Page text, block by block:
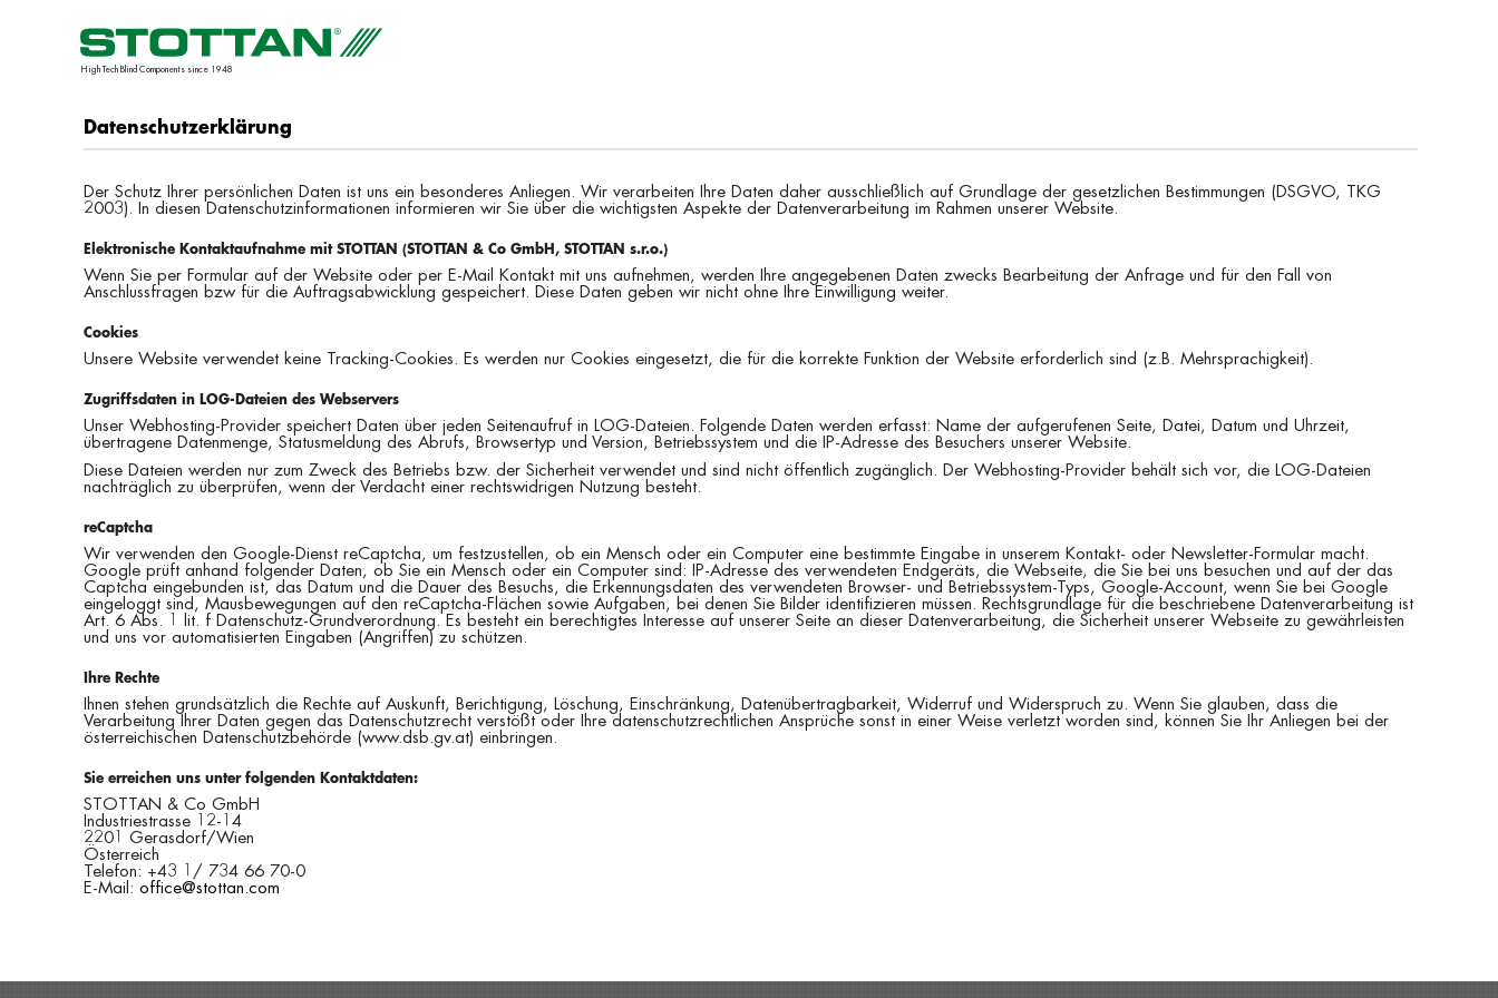
High Tech Blind Components since 1948
Datenschutzerklärung
Der Schutz Ihrer persönlichen Daten ist uns ein besonderes Anliegen. Wir verarbeiten Ihre Daten daher ausschließlich auf Grundlage der gesetzlichen Bestimmungen (DSGVO, TKG
2003). In diesen Datenschutzinformationen informieren wir Sie über die wichtigsten Aspekte der Datenverarbeitung im Rahmen unserer Website.
Elektronische Kontaktaufnahme mit STOTTAN (STOTTAN & Co GmbH, STOTTAN s.r.o.)
Wenn Sie per Formular auf der Website oder per E-Mail Kontakt mit uns aufnehmen, werden Ihre angegebenen Daten zwecks Bearbeitung der Anfrage und für den Fall von
Anschlussfragen bzw für die Auftragsabwicklung gespeichert. Diese Daten geben wir nicht ohne Ihre Einwilligung weiter.
Cookies
Unsere Website verwendet keine Tracking-Cookies. Es werden nur Cookies eingesetzt, die für die korrekte Funktion der Website erforderlich sind (z.B. Mehrsprachigkeit).
Zugriffsdaten in LOG-Dateien des Webservers
Unser Webhosting-Provider speichert Daten über jeden Seitenaufruf in LOG-Dateien. Folgende Daten werden erfasst: Name der aufgerufenen Seite, Datei, Datum und Uhrzeit,
übertragene Datenmenge, Statusmeldung des Abrufs, Browsertyp und Version, Betriebssystem und die IP-Adresse des Besuchers unserer Website.
Diese Dateien werden nur zum Zweck des Betriebs bzw. der Sicherheit verwendet und sind nicht öffentlich zugänglich. Der Webhosting-Provider behält sich vor, die LOG-Dateien
nachträglich zu überprüfen, wenn der Verdacht einer rechtswidrigen Nutzung besteht.
reCaptcha
Wir verwenden den Google-Dienst reCaptcha, um festzustellen, ob ein Mensch oder ein Computer eine bestimmte Eingabe in unserem Kontakt- oder Newsletter-Formular macht.
Google prüft anhand folgender Daten, ob Sie ein Mensch oder ein Computer sind: IP-Adresse des verwendeten Endgeräts, die Webseite, die Sie bei uns besuchen und auf der das
Captcha eingebunden ist, das Datum und die Dauer des Besuchs, die Erkennungsdaten des verwendeten Browser- und Betriebssystem-Typs, Google-Account, wenn Sie bei Google
eingeloggt sind, Mausbewegungen auf den reCaptcha-Flächen sowie Aufgaben, bei denen Sie Bilder identifizieren müssen. Rechtsgrundlage für die beschriebene Datenverarbeitung ist
Art. 6 Abs. 1 lit. f Datenschutz-Grundverordnung. Es besteht ein berechtigtes Interesse auf unserer Seite an dieser Datenverarbeitung, die Sicherheit unserer Webseite zu gewährleisten
und uns vor automatisierten Eingaben (Angriffen) zu schützen.
Ihre Rechte
Ihnen stehen grundsätzlich die Rechte auf Auskunft, Berichtigung, Löschung, Einschränkung, Datenübertragbarkeit, Widerruf und Widerspruch zu. Wenn Sie glauben, dass die
Verarbeitung Ihrer Daten gegen das Datenschutzrecht verstößt oder Ihre datenschutzrechtlichen Ansprüche sonst in einer Weise verletzt worden sind, können Sie Ihr Anliegen bei der
österreichischen Datenschutzbehörde (www.dsb.gv.at) einbringen.
Sie erreichen uns unter folgenden Kontaktdaten:
STOTTAN & Co GmbH
Industriestrasse 12-14
2201 Gerasdorf/Wien
Österreich
Telefon: +43 1/ 734 66 70-0
E-Mail: office@stottan.com